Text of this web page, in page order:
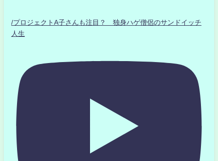
/プロジェクトA子さんも注目？ 独身ハゲ僧侶のサンドイッチ
人生